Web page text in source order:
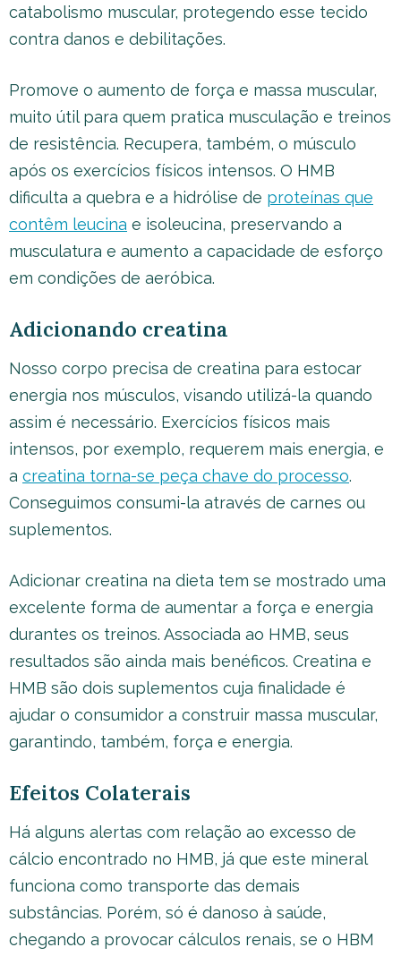
catabolismo muscular, protegendo esse tecido
contra danos e debilitações.
Promove o aumento de força e massa muscular,
muito útil para quem pratica musculação e treinos
de resistência. Recupera, também, o músculo
após os exercícios físicos intensos. O HMB
dificulta a quebra e a hidrólise de proteínas que
contêm leucina e isoleucina, preservando a
musculatura e aumento a capacidade de esforço
em condições de aeróbica.
Adicionando creatina
Nosso corpo precisa de creatina para estocar
energia nos músculos, visando utilizá-la quando
assim é necessário. Exercícios físicos mais
intensos, por exemplo, requerem mais energia, e
a creatina torna-se peça chave do processo.
Conseguimos consumi-la através de carnes ou
suplementos.
Adicionar creatina na dieta tem se mostrado uma
excelente forma de aumentar a força e energia
durantes os treinos. Associada ao HMB, seus
resultados são ainda mais benéficos. Creatina e
HMB são dois suplementos cuja finalidade é
ajudar o consumidor a construir massa muscular,
garantindo, também, força e energia.
Efeitos Colaterais
Há alguns alertas com relação ao excesso de
cálcio encontrado no HMB, já que este mineral
funciona como transporte das demais
substâncias. Porém, só é danoso à saúde,
chegando a provocar cálculos renais, se o HBM